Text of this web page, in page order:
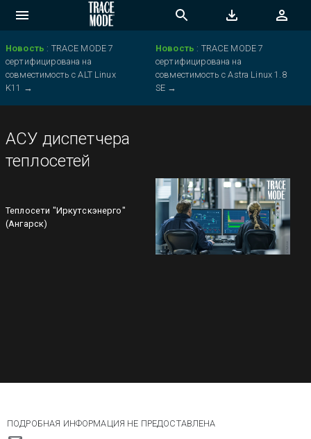
Новость : TRACE MODE 7
сертифицирована на
совместимость с ALT Linux
K11 →
Новость : TRACE MODE 7
сертифицирована на
совместимость с Astra Linux 1.8
SE →
АСУ диспетчера
теплосетей
Теплосети "Иркутскэнерго"
(Ангарск)
ПОДРОБНАЯ ИНФОРМАЦИЯ НЕ ПРЕДОСТАВЛЕНА